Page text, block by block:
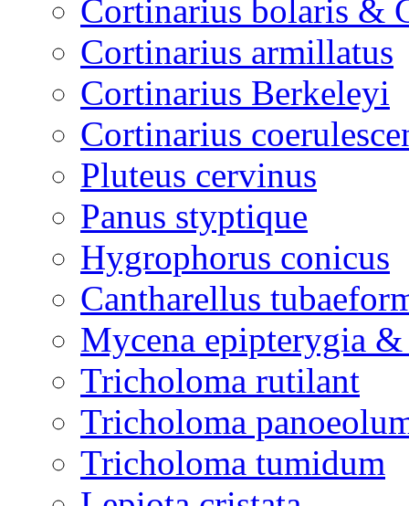
Cortinarius bolaris &
Cortinarius armillatus
Cortinarius Berkeleyi
Cortinarius
Pluteus cervinus
Panus styptique
Hygrophorus conicus
Cantharellus
Mycena epipterygia
Tricholoma rutilant
Tricholoma
Tricholoma tumidum